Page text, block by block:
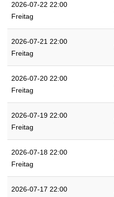
2026-07-22 22:00
Freitag
2026-07-21 22:00
Freitag
2026-07-20 22:00
Freitag
2026-07-19 22:00
Freitag
2026-07-18 22:00
Freitag
2026-07-17 22:00